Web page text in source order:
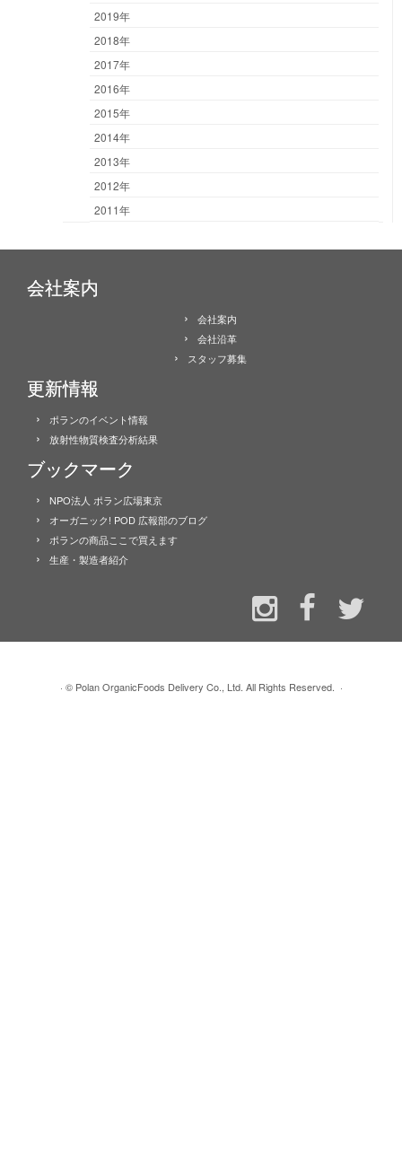
2019年
2018年
2017年
2016年
2015年
2014年
2013年
2012年
2011年
会社案内
会社案内
会社沿革
スタッフ募集
更新情報
ポランのイベント情報
放射性物質検査分析結果
ブックマーク
NPO法人 ポラン広場東京
オーガニック! POD 広報部のブログ
ポランの商品ここで買えます
生産・製造者紹介
· © Polan OrganicFoods Delivery Co., Ltd. All Rights Reserved. ·